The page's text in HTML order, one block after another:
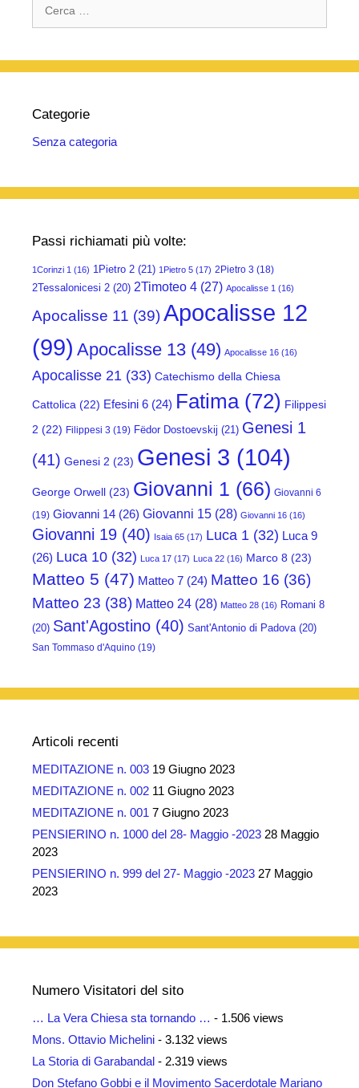
per:
Categorie
Senza categoria
Passi richiamati più volte:
1Corinzi 1 (16) 1Pietro 2 (21) 1Pietro 5 (17) 2Pietro 3 (18)
2Tessalonicesi 2 (20) 2Timoteo 4 (27) Apocalisse 1 (16)
Apocalisse 11 (39)Apocalisse 12
(99) Apocalisse 13 (49) Apocalisse 16 (16)
Apocalisse 21 (33) Catechismo della Chiesa
Cattolica (22) Efesini 6 (24) Fatima(72) Filippesi
2 (22) Filippesi 3 (19) Fëdor Dostoevskij (21) Genesi 1
(41) Genesi 2 (23) Genesi 3 (104)
George Orwell (23) Giovanni 1 (66) Giovanni 6
(19) Giovanni 14 (26) Giovanni 15 (28) Giovanni 16 (16)
Giovanni 19 (40) Isaia 65 (17) Luca 1 (32) Luca 9
(26) Luca 10 (32) Luca 17 (17) Luca 22 (16) Marco 8 (23)
Matteo 5 (47) Matteo 7 (24) Matteo 16 (36)
Matteo 23 (38) Matteo 24 (28) Matteo 28 (16) Romani 8
(20) Sant'Agostino (40) Sant'Antonio di Padova(20)
San Tommaso d'Aquino (19)
Articoli recenti
MEDITAZIONE n. 003 19 Giugno 2023
MEDITAZIONE n. 002 11 Giugno 2023
MEDITAZIONE n. 001 7 Giugno 2023
PENSIERINO n. 1000 del 28- Maggio -2023 28 Maggio
2023
PENSIERINO n. 999 del 27- Maggio -2023 27 Maggio
2023
Numero Visitatori del sito
… La Vera Chiesa sta tornando … - 1.506 views
Mons. Ottavio Michelini - 3.132 views
La Storia di Garabandal - 2.319 views
Don Stefano Gobbi e il Movimento Sacerdotale Mariano